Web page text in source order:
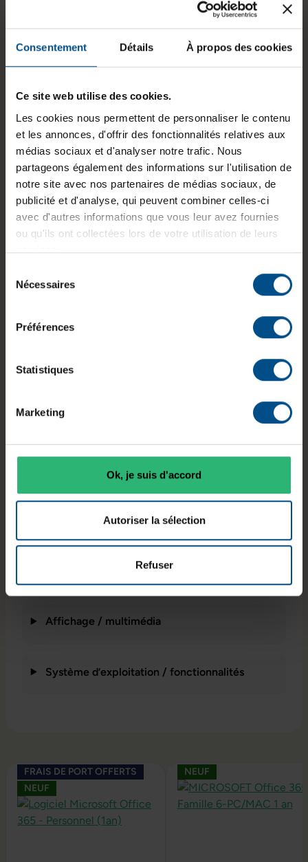
Consentement Détails À propos des cookies
Ce site web utilise des cookies.
Les cookies nous permettent de personnaliser le contenu
et les annonces, d'offrir des fonctionnalités relatives aux
médias sociaux et d'analyser notre trafic. Nous
partageons également des informations sur l'utilisation de
notre site avec nos partenaires de médias sociaux, de
publicité et d'analyse, qui peuvent combiner celles-ci
avec d'autres informations que vous leur avez fournies
ou qu'ils ont collectées lors de votre utilisation de leurs
services.
Nécessaires
Préférences
Statistiques
Marketing
Ok, je suis d'accord
Autoriser la sélection
Refuser
Informations sur le produit
reconditionné conçu pour un usage mobile. Il est
équipé d’un processeur Intel Core i5 de dernière
génération, de 16 Go de mémoire DDR5 et d’un
stockage SSD NVMe de 500 Go, offrant une
réactivité adaptée aux tâches quotidiennes. Son
format compact de 13,3 pouces et ses deux ports
Thunderbolt 4 permettent une connexion rapide
à divers périphériques.
13,3 pouces
16 Go DDR5
Stockage
NVMe
Professionne
l
Connectiqu
Thunderbolt
Caractéristiques principales
Affichage / multimédia
Système d’exploitation / fonctionnalités
1,17 kg
Ignorer la galerie de produits
FRAIS DE PORT OFFERTS
NEUF
NEUF